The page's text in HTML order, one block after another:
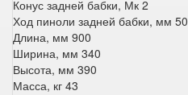
Конус задней бабки, Мк 2
Ход пиноли задней бабки, мм 50
Длина, мм 900
Ширина, мм 340
Высота, мм 390
Масса, кг 43